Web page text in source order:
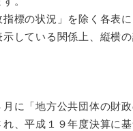
標の状況」を除く各表
している関係上、縦横
に「地方公共団体の財
、平成１９年度決算に